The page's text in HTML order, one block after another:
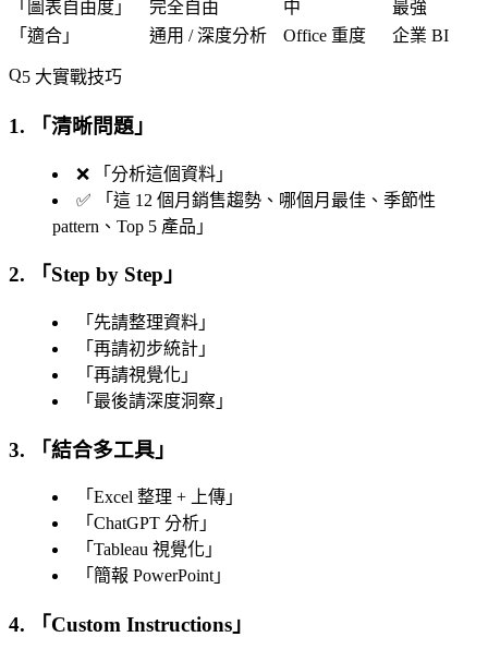
「 圖表自由度 」 完全自由 中
最強
「 適合 」 通用 / 深度分析 Office 重度 企業 BI
5 大實戰技巧
1. 「清晰問題 」
❌ 「 分析這個資料 」
✅ 「 這 12 個月銷售趨勢、哪個月最佳、季節性
pattern、Top 5 產品 」
2. 「 Step by Step 」
「 先請整理資料 」
「 再請初步統計 」
「 再請視覺化 」
「 最後請深度洞察 」
3. 「結合多工具 」
「 Excel 整理 + 上傳 」
「 ChatGPT 分析 」
「 Tableau 視覺化 」
「 簡報 PowerPoint 」
4. 「Custom Instructions」